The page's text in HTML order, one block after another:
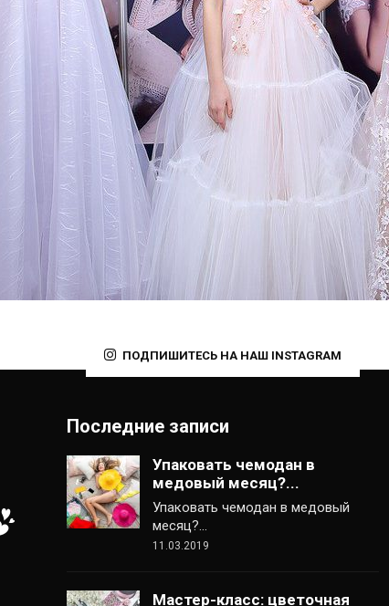
ПОДПИШИТЕСЬ НА НАШ INSTAGRAM
Последние записи
Упаковать чемодан в
медовый месяц?...
Упаковать чемодан в медовый
месяц?…
11.03.2019
Мастер-класс: цветочная